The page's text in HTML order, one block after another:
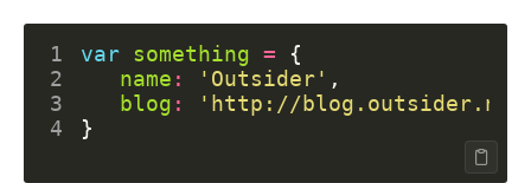
1 var something =
{
2
name : 'Outsider' ,
3
blog :
'http://
4
}